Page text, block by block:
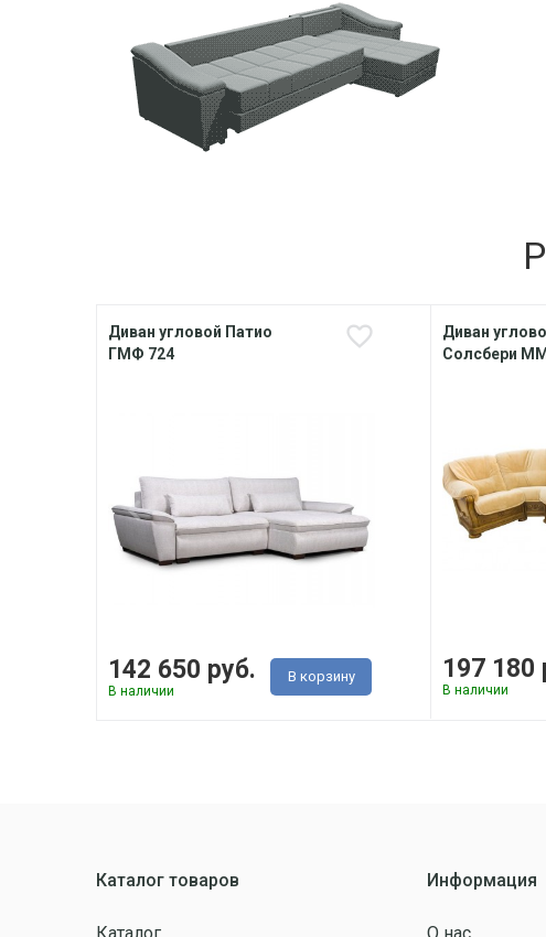
Диван угловой Патио
ГМФ 724
142 650 руб.
В наличии
В корзину
Диван
Солсбери
197 180
В наличии
Каталог товаров Информация